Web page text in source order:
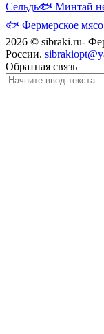
Сельдь🐟 Минтай
🐟 Фермерское мясо
2026 © sibraki.ru-
России.
Обратная связь